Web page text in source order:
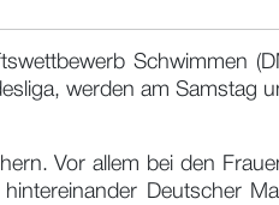
Schwimmen
werden am Samstag
Vor allem bei den
Deutscher